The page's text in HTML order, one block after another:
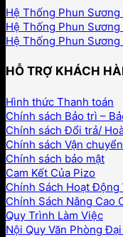
Hệ Thống Phun Sương
Hệ Thống Phun
Hệ Thống Phun
HỖ TRỢ KHÁCH
Hình thức Thanh toán
Chính sách Bảo trì –
Chính sách Đổi trả/
Chính sách Vận
Chính sách bảo mật
Cam Kết Của Pizo
Chính Sách Hoạt Động
Chính Sách Nâng Cao
Quy Trình Làm Việc
Nội Quy Văn Phòng